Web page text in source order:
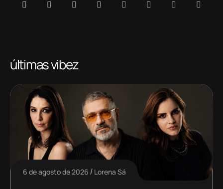
últimas vibez
6 de agosto de 2026 Lorena Sá